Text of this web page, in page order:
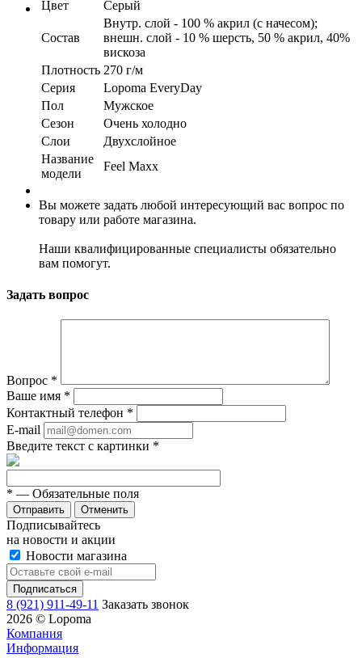
Цвет Серый
Состав
Внутр. слой - 100 % акрил (с начесом);
внешн. слой - 10 % шерсть, 50 % акрил, 40%
вискоза
Плотность 270 г/м
Серия
Lopoma EveryDay
Пол
Мужское
Сезон
Очень холодно
Слои
Двухслойное
Название
модели
Feel Maxx
Вы можете задать любой интересующий вас вопрос по
товару или работе магазина.
Наши квалифицированные специалисты обязательно
вам помогут.
Задать вопрос
Вопрос *
Ваше имя *
Контактный телефон *
E-mail
Введите текст с картинки *
* — Обязательные поля
Отменить
Подписывайтесь
на новости и акции
Новости магазина
8 (921) 911-49-11 Заказать звонок
2026 © Lopoma
Компания
Информация